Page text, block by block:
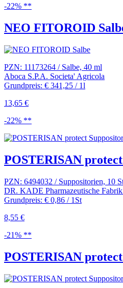
-22% **
NEO FITOROID
PZN: 11173264 / Salbe, 40 ml
Aboca S.P.A. Societa' Agricola
Grundpreis: € 341,25 / 1l
13,65 €
-22% **
POSTERISAN
PZN: 6494032 / Suppositorien, 10
DR. KADE Pharmazeutische
Grundpreis: € 0,86 / 1St
8,55 €
-21% **
POSTERISAN